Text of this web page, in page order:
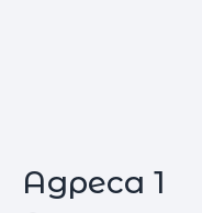
Адреса 1